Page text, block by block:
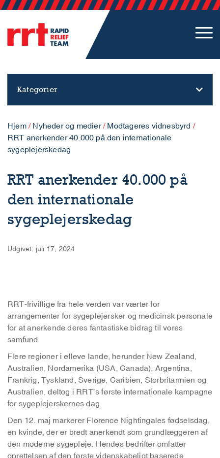
Kategorier
Hjem/ Nyheder og medier/ Modtageres vidnesbyrd /
RRT anerkender 40.000 på den internationale
sygeplejerskedag
RRT anerkender 40.000 på
den internationale
sygeplejerskedag
Udgivet: juli 17, 2024
RRT-frivillige fra hele verden var værter for
arrangementer for sygeplejersker og medicinsk personale
for at anerkende deres fantastiske bidrag til vores
samfund.
Flere regioner i elleve lande, herunder New Zealand,
Australien, Nordamerika (USA, Canada), Argentina,
Frankrig, Tyskland, Sverige, Caribien, Storbritannien og
Australien, deltog i RRT’s første internationale kampagne
for sygeplejerskernes dag.
Den 12. maj markerer Florence Nightingales fødselsdag,
en kvinde, der er bredt anerkendt som grundlæggeren af
den moderne sygepleje. Hendes bedrifter omfatter
oprettelsen af den første videnskabeligt baserede